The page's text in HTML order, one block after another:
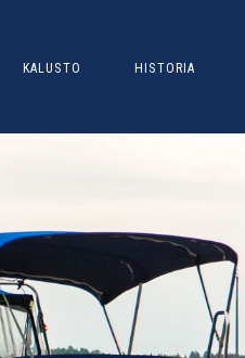
KALUSTO HISTORIA